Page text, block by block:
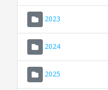
2023
2024
2025